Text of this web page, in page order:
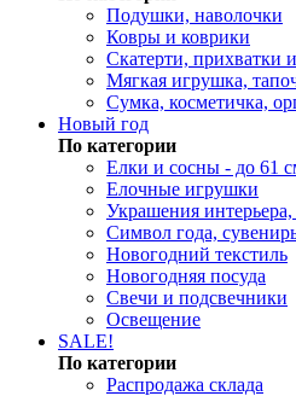
Подушки, наволочки
Ковры и коврики
Скатерти, прихватки
Мягкая игрушка,
Сумка, косметичка,
Новый год
По категории
Елки и сосны - до 61
Елочные игрушки
Украшения интерьера,
Символ года,
Новогодний текстиль
Новогодняя посуда
Свечи и подсвечники
Освещение
SALE!
По категории
Распродажа склада